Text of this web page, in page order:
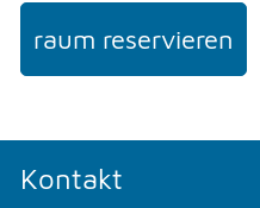
raum reservieren
Kontakt